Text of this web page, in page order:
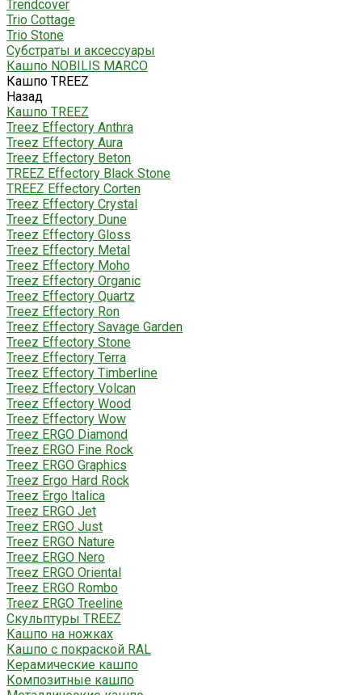
Trendcover
Trio Cottage
Trio Stone
Субстраты и аксессуары
Кашпо NOBILIS MARCO
Кашпо TREEZ
Назад
Кашпо TREEZ
Treez Effectory Anthra
Treez Effectory Aura
Treez Effectory Beton
TREEZ Effectory Black Stone
TREEZ Effectory Corten
Treez Effectory Crystal
Treez Effectory Dune
Treez Effectory Gloss
Treez Effectory Metal
Treez Effectory Moho
Treez Effectory Organic
Treez Effectory Quartz
Treez Effectory Ron
Treez Effectory Savage Garden
Treez Effectory Stone
Treez Effectory Terra
Treez Effectory Timberline
Treez Effectory Volcan
Treez Effectory Wood
Treez Effectory Wow
Treez ERGO Diamond
Treez ERGO Fine Rock
Treez ERGO Graphics
Treez Ergo Hard Rock
Treez Ergo Italica
Treez ERGO Jet
Treez ERGO Just
Treez ERGO Nature
Treez ERGO Nero
Treez ERGO Oriental
Treez ERGO Rombo
Treez ERGO Treeline
Скульптуры TREEZ
Кашпо на ножках
Кашпо с покраской RAL
Керамические кашпо
Композитные кашпо